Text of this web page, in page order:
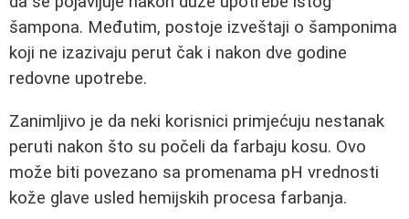
šampona. Međutim, postoje izveštaji o šamponima
koji ne izazivaju perut čak i nakon dve godine
redovne upotrebe.
Zanimljivo je da neki korisnici primjećuju nestanak
peruti nakon što su počeli da farbaju kosu. Ovo
može biti povezano sa promenama pH vrednosti
kože glave usled hemijskih procesa farbanja.